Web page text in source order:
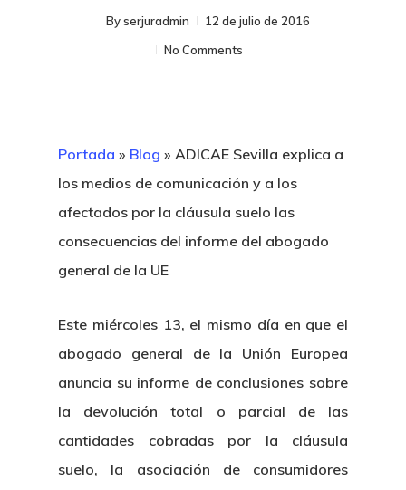
Byserjuradmin
12 de julio de 2016
No Comments
Portada » Blog » ADICAE Sevilla explica a
los medios de comunicación y a los
afectados por la cláusula suelo las
consecuencias del informe del abogado
general de la UE
Este miércoles 13, el mismo día en que el
abogado general de la Unión Europea
anuncia su informe de conclusiones sobre
la devolución total o parcial de las
cantidades cobradas por la cláusula
suelo, la asociación de consumidores